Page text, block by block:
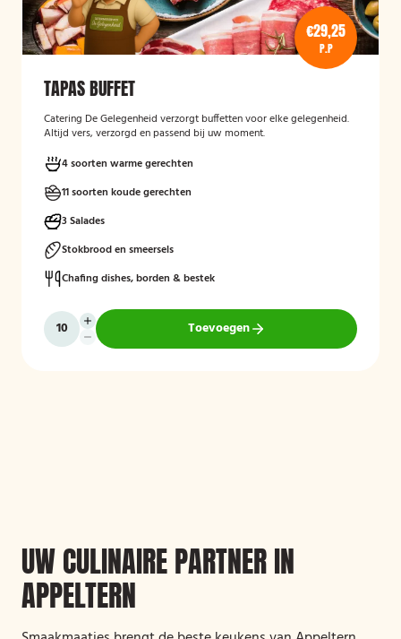
€29,25
P.P
TAPAS BUFFET
Catering De Gelegenheid verzorgt buffetten voor elke gelegenheid.
Altijd vers, verzorgd en passend bij uw moment.
4 soorten warme gerechten
11 soorten koude gerechten
3 Salades
Stokbrood en smeersels
Chafing dishes, borden & bestek
Toevoegen
UW CULINAIRE PARTNER IN
APPELTERN